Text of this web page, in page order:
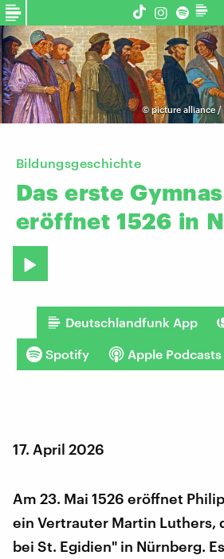
©picture alliance /
Bildungsgeschichte
Das erste
eröffnet 1526 in
Deutschlandfunk App
Spotify Apple Podcasts
17. April 2026
Am 23. Mai 1526 eröffnet
ein Vertrauter Martin Luthers,
bei St. Egidien" in Nürnberg.